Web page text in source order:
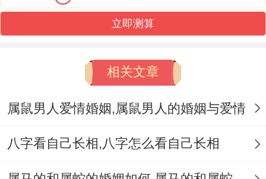
有了流行共识...
为“四脚朝天”谐音“仰”、同“羊”发音相近.这种
解谜方式跳脱形象关联。转向语言游戏的逻
辑！尽管缺乏直截了当证据;但需特别指出的
相同思维；表现了汉字文化的多义性魅力。
立即测算
相关文章
属鼠男人爱情婚姻,属鼠男人的婚姻与爱情
八字看自己长相,八字怎么看自己长相